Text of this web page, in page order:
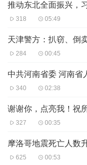
实际困难，改善教学
推动东北全面振兴，
318 05:49
天津警方：扒窃、倒
284 00:45
340 02:38
谢谢你，点亮我！祝
327 00:35
摩洛哥地震死亡人数
625 00:53